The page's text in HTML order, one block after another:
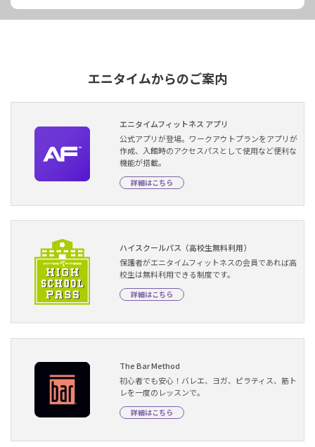
エニタイムからのご案内
エニタイムフィットネス アプリ
公式アプリが登場。ワークアウトプランをアプリが
作成、入館時のアクセスパスとして使用など便利な
機能が搭載。
詳細はこちら
ハイスクールパス（高校生無料利用）
保護者がエニタイムフィットネスの会員であれば高
校生は無料利用できる制度です。
詳細はこちら
The Bar Method
初心者でも安心！バレエ、ヨガ、ピラティス、筋ト
レを一度のレッスンで。
詳細はこちら